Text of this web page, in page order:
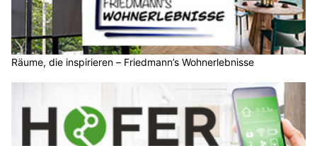
Räume, die inspirieren – Friedmann’s Wohnerlebnisse